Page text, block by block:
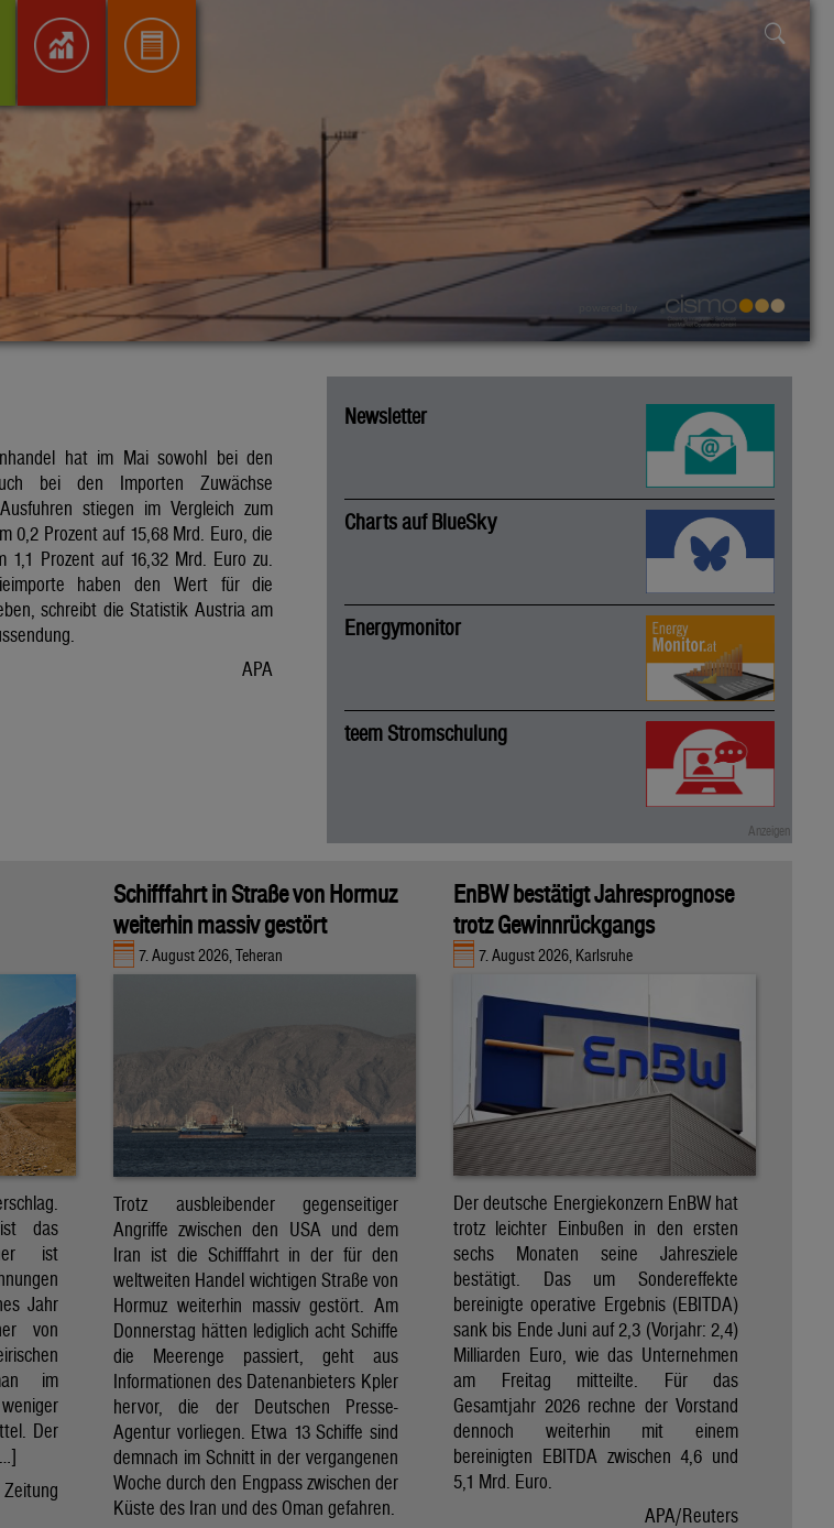
hat im Mai sowohl bei den
bei den Importen Zuwächse
stiegen im Vergleich zum
0,2 Prozent auf 15,68 Mrd. Euro, die
1,1 Prozent auf 16,32 Mrd. Euro zu.
haben den Wert für die
schreibt die Statistik Austria am
APA
Newsletter
Charts auf BlueSky
Energymonitor
teem Stromschulung
das
ist
Jahr
von
im
Der
Zeitung
Schifffahrt in Straße von Hormuz
weiterhin massiv gestört
7. August 2026, Teheran
Trotz ausbleibender gegenseitiger
Angriffe zwischen den USA und dem
Iran ist die Schifffahrt in der für den
weltweiten Handel wichtigen Straße von
Hormuz weiterhin massiv gestört. Am
Donnerstag hätten lediglich acht Schiffe
die Meerenge passiert, geht aus
Informationen des Datenanbieters Kpler
hervor, die der Deutschen Presse-
Agentur vorliegen. Etwa 13 Schiffe sind
demnach im Schnitt in der vergangenen
Woche durch den Engpass zwischen der
Küste des Iran und des Oman gefahren.
EnBW bestätigt Jahresprognose
trotz Gewinnrückgangs
7. August 2026, Karlsruhe
Der deutsche Energiekonzern EnBW hat
trotz leichter Einbußen in den ersten
sechs Monaten seine Jahresziele
bestätigt. Das um Sondereffekte
bereinigte operative Ergebnis (EBITDA)
sank bis Ende Juni auf 2,3 (Vorjahr: 2,4)
Milliarden Euro, wie das Unternehmen
am Freitag mitteilte. Für das
Gesamtjahr 2026 rechne der Vorstand
dennoch weiterhin mit einem
bereinigten EBITDA zwischen 4,6 und
5,1 Mrd. Euro.
APA/Reuters